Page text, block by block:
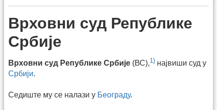
Врховни суд Републике
Србије
Врховни суд Републике Србије (ВС),1) највиши суд у
Србији.
Седиште му се налази у Београду.